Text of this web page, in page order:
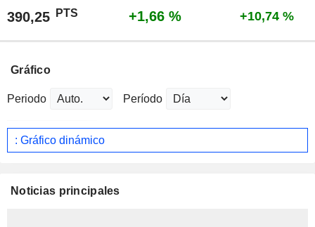
390,25 PTS +1,66 % +10,74 %
Gráfico
Periodo Período
: Gráfico dinámico
Noticias principales